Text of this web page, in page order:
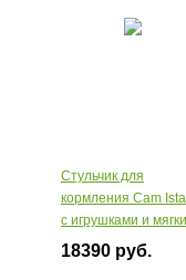
Стульчик для
кормления Cam
с игрушками и
вкладышем
18390 руб.